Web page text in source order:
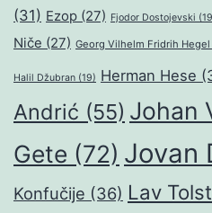
(31) Ezop (27) Fjodor Dostojevski
Niče (27) Georg Vilhelm Fridrih Hegel
Halil Džubran (19) Herman Hese
Andrić (55) Johan
Gete (72) Jovan
Konfučije (36) Lav